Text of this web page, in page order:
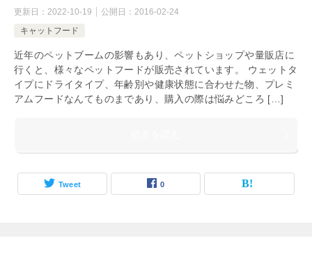
更新日： 2022-10-19 公開日： 2016-02-24
キャットフード
近年のペットブームの影響もあり、ペットショップや量販店に
行くと、様々なペットフードが販売されています。 ウェットタ
イプにドライタイプ、年齢別や健康状態に合わせた物、プレミ
アムフードなんてものまであり、購入の際は悩みどころ […]
Tweet 0